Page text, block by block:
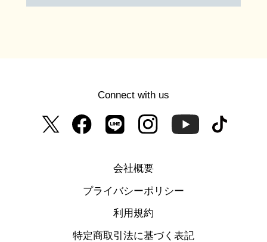
Connect with us
会社概要
プライバシーポリシー
利用規約
特定商取引法に基づく表記